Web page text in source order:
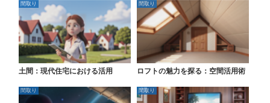
間取り
土間：現代住宅における活用
間取り
ロフトの魅力を探る：空間活用術
間取り 間取り